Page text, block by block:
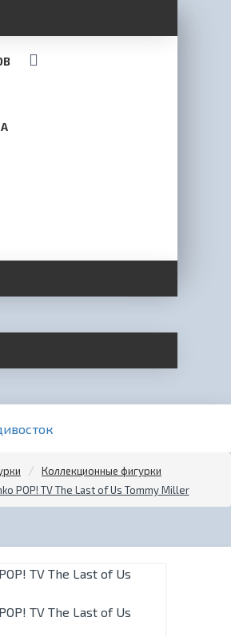
Коллекционные фигурки
POP! TV The Last of Us Tommy Miller​